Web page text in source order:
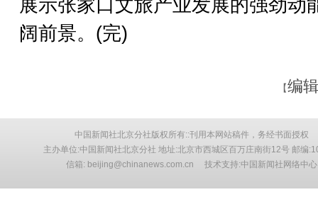
展示张家口文旅产业发展的强劲动
阔前景。(完)
【编
中国新闻社北京分社版权所有::刊用本网站稿件，务经书面授权
主办单位:中国新闻社北京分社 地址:北京市西城区百万庄南街12号 邮编
信箱: beijing@chinanews.com.cn 技术支持:中国新闻社网络中心